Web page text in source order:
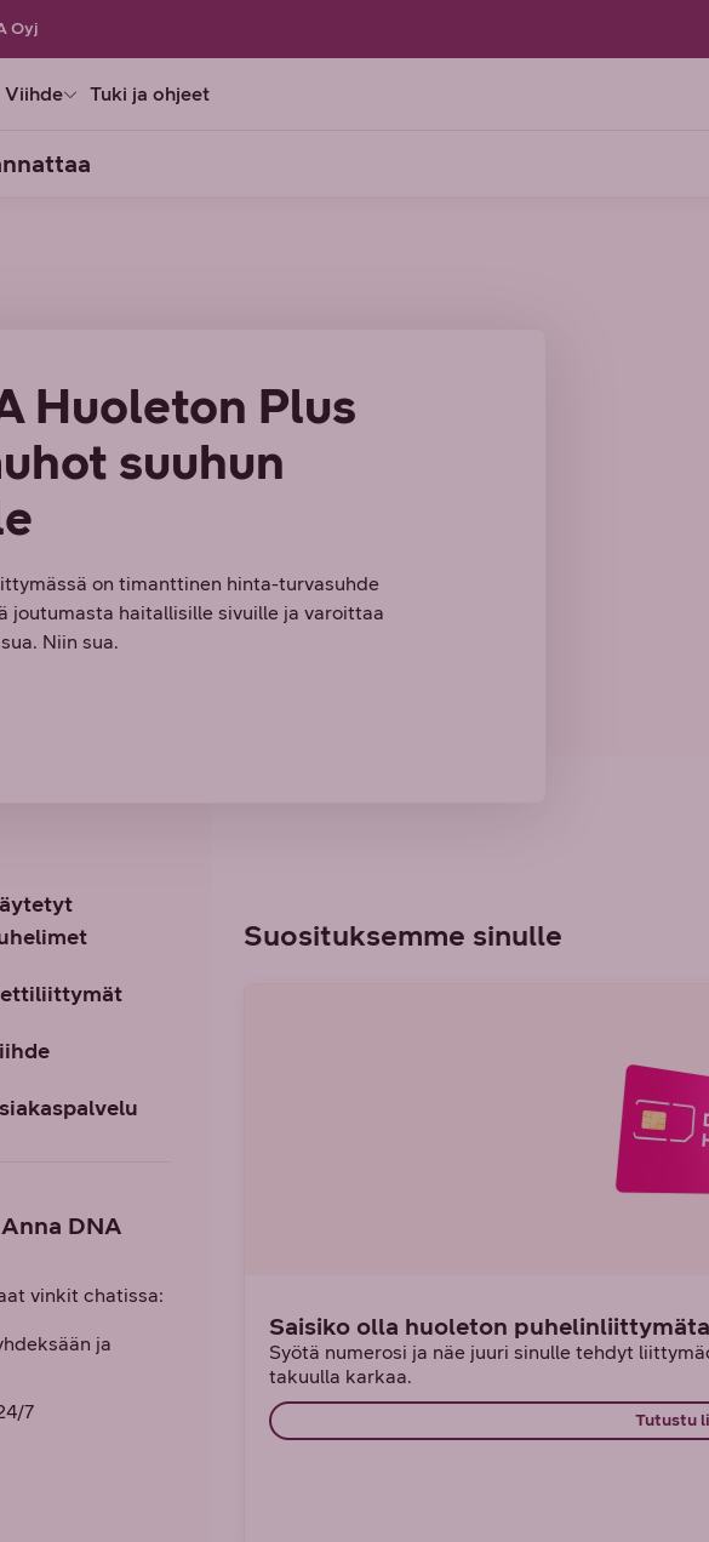
Oyj
Viihde Tuki ja ohjeet
Huoleton Plus
suuhun
on timanttinen hinta-turvasuhde
joutumasta haitallisille sivuille ja varoittaa
Niin sua.
DNA
vinkit chatissa:
ja
7
Suosituksemme sinulle
Saisiko olla huoleton
Syötä numerosi ja näe juuri sinulle tehdyt
takuulla karkaa.
Tutustu